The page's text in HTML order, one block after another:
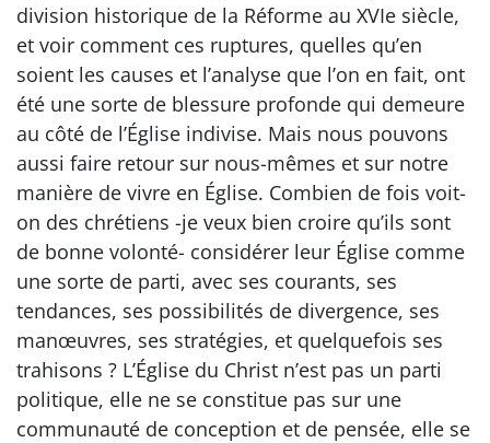
division historique de la Réforme au XVIe siècle,
et voir comment ces ruptures, quelles qu’en
soient les causes et l’analyse que l’on en fait, ont
été une sorte de blessure profonde qui demeure
au côté de l’Église indivise. Mais nous pouvons
aussi faire retour sur nous-mêmes et sur notre
manière de vivre en Église. Combien de fois voit-
on des chrétiens -je veux bien croire qu’ils sont
de bonne volonté- considérer leur Église comme
une sorte de parti, avec ses courants, ses
tendances, ses possibilités de divergence, ses
manœuvres, ses stratégies, et quelquefois ses
trahisons ? L’Église du Christ n’est pas un parti
politique, elle ne se constitue pas sur une
communauté de conception et de pensée, elle se